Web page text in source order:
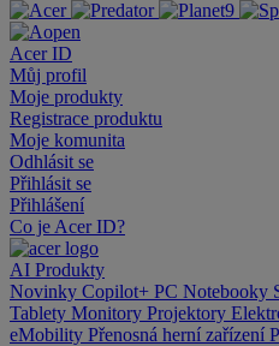
Acer ID
Můj profil
Moje produkty
Registrace produktu
Moje komunita
Odhlásit se
Přihlásit se
Přihlášení
Co je Acer ID?
AI Produkty
Novinky Copilot+ PC Notebooky
Tablety Monitory Projektory
eMobility Přenosná herní zařízení